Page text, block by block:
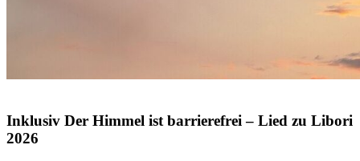
Inklusiv Der Himmel ist barrierefrei– Lied zu Libori
2026